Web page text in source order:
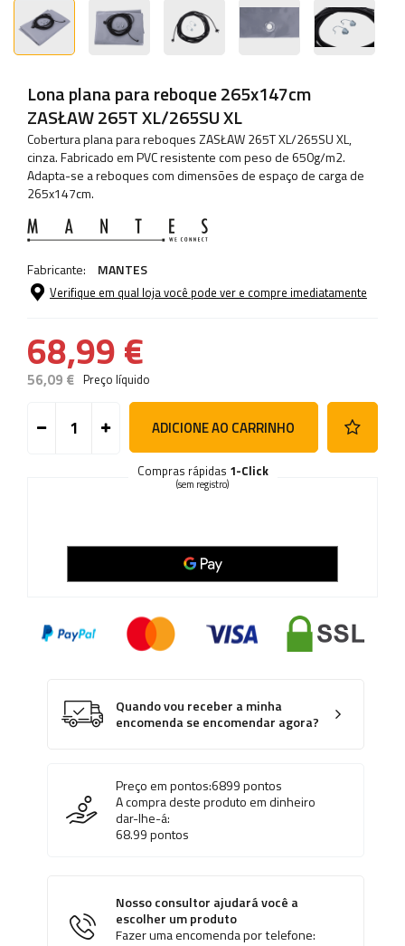
Lona plana para reboque 265x147cm
ZASŁAW 265T XL/265SU XL
Cobertura plana para reboques ZASŁAW 265T XL/265SU XL,
cinza. Fabricado em PVC resistente com peso de 650g/m2.
Adapta-se a reboques com dimensões de espaço de carga de
265x147cm.
Fabricante: MANTES
Verifique em qual loja você pode ver e compre imediatamente
68,99 €
56,09 € Preço líquido
ADICIONE AO CARRINHO
Compras rápidas 1-Click
(sem registro)
Quando vou receber a minha
encomenda se encomendar agora?
Preço em pontos:6899pontos
A compra deste produto em dinheiro
dar-lhe-á:
68.99pontos
Nosso consultor ajudará você a
escolher um produto
Fazer uma encomenda por telefone: